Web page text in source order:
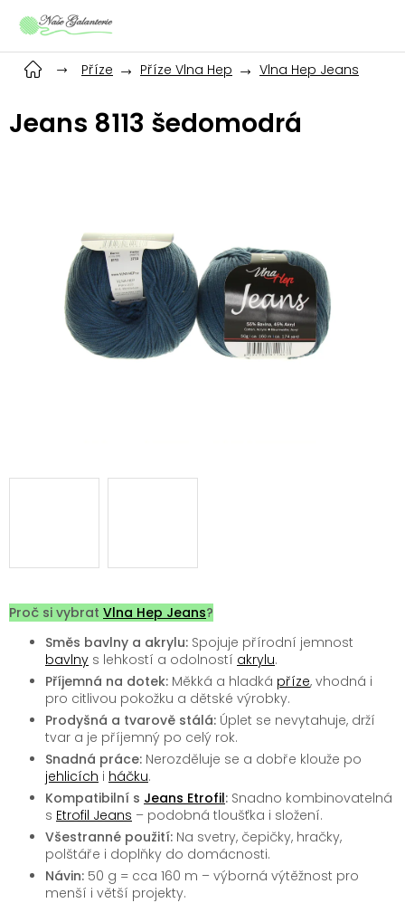
Příze
Příze Vlna Hep Vlna Hep Jeans
Jeans 8113 šedomodrá
Proč si vybrat Vlna Hep Jeans?
Směs bavlny a akrylu: Spojuje přírodní jemnost
bavlny s lehkostí a odolností akrylu.
Příjemná na dotek: Měkká a hladká příze, vhodná i
pro citlivou pokožku a dětské výrobky.
Prodyšná a tvarově stálá: Úplet se nevytahuje, drží
tvar a je příjemný po celý rok.
Snadná práce: Nerozděluje se a dobře klouže po
jehlicích i háčku.
Kompatibilní s Jeans Etrofil: Snadno kombinovatelná
s Etrofil Jeans – podobná tloušťka i složení.
Všestranné použití: Na svetry, čepičky, hračky,
polštáře i doplňky do domácnosti.
Návin: 50 g = cca 160 m – výborná výtěžnost pro
menší i větší projekty.